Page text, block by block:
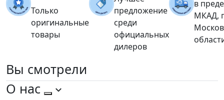
Только
оригинальные
товары
предложение
среди
официальных
дилеров
в
МКАД,
Вы смотрели
О нас